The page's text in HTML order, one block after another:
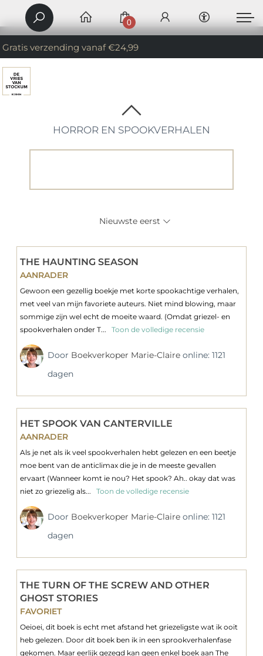
Gratis verzending vanaf €24,99
0
HORROR EN SPOOKVERHALEN
Nieuwste eerst
THE HAUNTING SEASON
AANRADER
Gewoon een gezellig boekje met korte spookachtige verhalen,
met veel van mijn favoriete auteurs. Niet mind blowing, maar
sommige zijn wel echt de moeite waard. (Omdat griezel- en
spookverhalen onder T...
Toon de volledige recensie
Door Boekverkoper Marie-Claireonline: 1121
dagen
HET SPOOK VAN CANTERVILLE
AANRADER
Als je net als ik veel spookverhalen hebt gelezen en een beetje
moe bent van de anticlimax die je in de meeste gevallen
ervaart (Wanneer komt ie nou? Het spook? Ah.. okay dat was
niet zo griezelig als...
Toon de volledige recensie
Door Boekverkoper Marie-Claireonline: 1121
dagen
THE TURN OF THE SCREW AND OTHER
GHOST STORIES
FAVORIET
Oeioei, dit boek is echt met afstand het griezeligste wat ik ooit
heb gelezen. Door dit boek ben ik in een sprookverhalenfase
gekomen. Maar eerlijk gezegd kan geen enkel boek aan The